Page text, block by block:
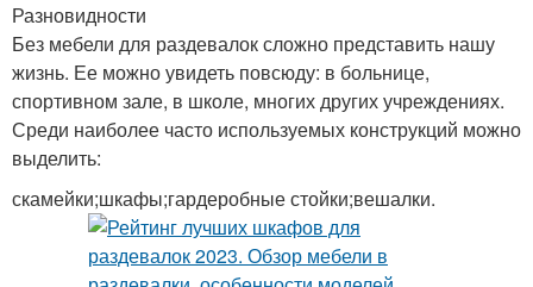
Разновидности
Без мебели для раздевалок сложно представить нашу
жизнь. Ее можно увидеть повсюду: в больнице,
спортивном зале, в школе, многих других учреждениях.
Среди наиболее часто используемых конструкций можно
выделить:
скамейки;шкафы;гардеробные стойки;вешалки.